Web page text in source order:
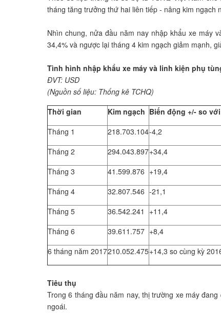
tháng tăng trưởng thứ hai liên tiếp - nâng kim ngạch
Nhìn chung, nửa đầu năm nay nhập khẩu xe máy
34,4% và ngược lại tháng 4 kim ngạch giảm mạnh,
Tình hình nhập khẩu xe máy và linh kiện phụ
ĐVT: USD
(Nguồn số liệu: Thống kê TCHQ)
Thời gian
Kim ngạch Biến động +/- so
Tháng 1
218.703.104-4,2
Tháng 2
294.043.897+34,4
Tháng 3
41.599.876 +19,4
Tháng 4
32.807.546 -21,1
Tháng 5
36.542.241
+11,4
Tháng 6
39.611.757 +8,4
6 tháng năm 2017210.052.475+14,3 so cùng kỳ
Tiêu thụ
Trong 6 tháng đầu năm nay, thị trường xe máy
ngoái.